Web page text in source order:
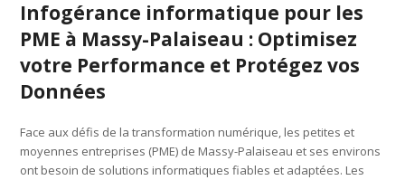
Infogérance informatique pour les
PME à Massy-Palaiseau : Optimisez
votre Performance et Protégez vos
Données
Face aux défis de la transformation numérique, les petites et
moyennes entreprises (PME) de Massy-Palaiseau et ses environs
ont besoin de solutions informatiques fiables et adaptées. Les